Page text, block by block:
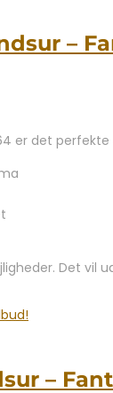
–
er det
Det
–